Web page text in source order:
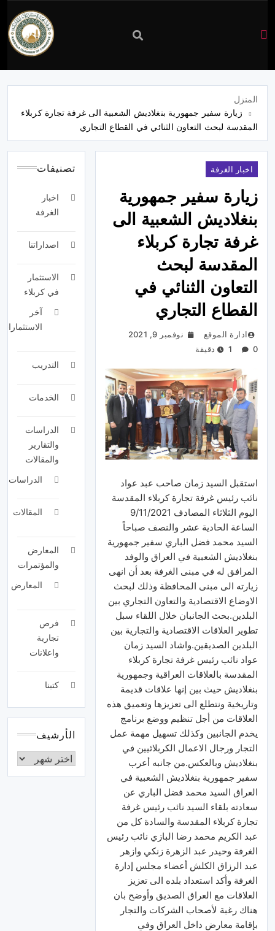
غرفة
كربلاء
المنزل
زيارة سفير جمهورية بنغلاديش الشعبية الى غرفة تجارة كربلاء
المقدسة لبحث التعاون الثنائي في القطاع التجاري
اخبار الغرفة
زيارة سفير جمهورية
بنغلاديش الشعبية الى
غرفة تجارة كربلاء
المقدسة لبحث
التعاون الثنائي في
القطاع التجاري
ادارة الموقع
نوفمبر 9, 2021
0
1 دقيقة
استقبل السيد زمان صاحب عبد عواد
نائب رئيس غرفة تجارة كربلاء المقدسة
اليوم الثلاثاء المصادف 9/11/2021
الساعة الحادية عشر والنصف صباحاً
السيد محمد فضل الباري سفير جمهورية
بنغلاديش الشعبية في العراق والوفد
المرافق له في مبنى الغرفة بعد أن انهى
زيارته الى مبنى المحافظة وذلك لبحث
الاوضاع الاقتصادية والتعاون التجاري بين
البلدين.بحث الجانبان خلال اللقاء سبل
تطوير العلاقات الاقتصادية والتجارية بين
البلدين الصديقين.واشاد السيد زمان
عواد نائب رئيس غرفة تجارة كربلاء
المقدسة بالعلاقات العراقية وجمهورية
بنغلاديش حيث بين إنها علاقات قديمة
وتاريخية ونتطلع الى تعزيزها وتعميق هذه
العلاقات من أجل تنظيم ووضع برنامج
يخدم الجانبين وكذلك تسهيل مهمة عمل
التجار ورجال الاعمال الكربلائيين في
بنغلاديش وبالعكس.من جانبه أعرب
سفير جمهورية بنغلاديش الشعبية في
العراق السيد محمد فضل الباري عن
سعادته بلقاء السيد نائب رئيس غرفة
تجارة كربلاء المقدسة والسادة كل من
عبد الكريم محمد رضا البازي نائب رئيس
الغرفة وحيدر عبد الزهرة زنكي وازهر
عبد الرزاق الكلش أعضاء مجلس إدارة
الغرفة وأكد استعداد بلده الى تعزيز
العلاقات مع العراق الصديق وأوضح بان
هناك رغبة لأصحاب الشركات والتجار
بإقامة معارض داخل العراق وفي
تصنيفات
اخبار
الغرفة
اصداراتنا
الاستثمار
في كربلاء
آخر
الاستثمارات
التدريب
الخدمات
الدراسات
والتقارير
والمقالات
الدراسات
المقالات
المعارض
والمؤتمرات
المعارض
فرص
تجارية
واعلانات
كتبنا
الأرشيف